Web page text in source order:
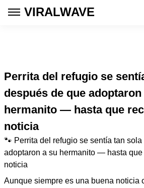
VIRALWAVE
Perrita del refugio se
después de que adoptaron
hermanito — hasta que
noticia
🐾 Perrita del refugio se sentía tan
adoptaron a su hermanito — hasta
noticia
Aunque siempre es una buena noticia